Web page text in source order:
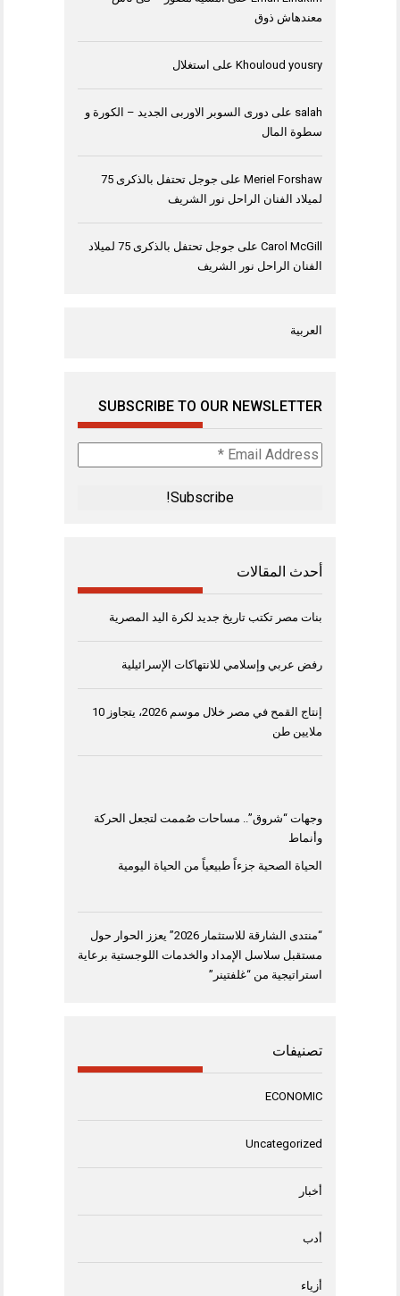
معندهاش ذوق
Khouloud yousry على استغلال
salah على دورى السوبر الاوربى الجديد – الكورة و
سطوة المال
Meriel Forshaw على
جوجل تحتفل بالذكرى 75
لميلاد الفنان الراحل نور الشريف
Carol McGill على
جوجل تحتفل بالذكرى 75 لميلاد
الفنان الراحل نور الشريف
العربية
SUBSCRIBE TO OUR NEWSLETTER
Email
Address
أحدث المقالات
بنات مصر تكتب تاريخ جديد لكرة اليد المصرية
رفض عربي وإسلامي للانتهاكات الإسرائيلية
إنتاج القمح في مصر خلال موسم 2026، يتجاوز 10
ملايين طن
وجهات “شروق”.. مساحات صُممت لتجعل الحركة
وأنماط
الحياة الصحية جزءاً طبيعياً من الحياة اليومية
“منتدى الشارقة للاستثمار 2026” يعزز الحوار حول
مستقبل سلاسل الإمداد والخدمات اللوجستية برعاية
استراتيجية من “غلفتينر”
تصنيفات
ECONOMIC
Uncategorized
أخبار
أدب
أزياء